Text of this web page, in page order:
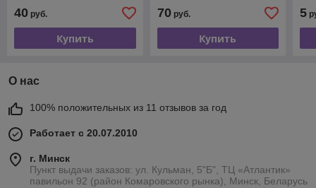
40 руб.
Купить
70руб.
Купить
5
О нас
100% положительных из 11 отзывов за год
Работает с 20.07.2010
г. Минск
Пункт выдачи заказов: ул. Кульман, 5"Б", ТЦ «Атлантик»
павильон 92 (район Комаровского рынка), Минск, Беларусь